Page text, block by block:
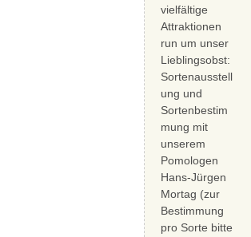
vielfältige
Attraktionen
run um unser
Lieblingsobst:
Sortenausstell
ung und
Sortenbestim
mung mit
unserem
Pomologen
Hans-Jürgen
Mortag (zur
Bestimmung
pro Sorte bitte